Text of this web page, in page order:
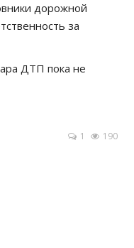
дорожной
за
ДТП пока не
1 190